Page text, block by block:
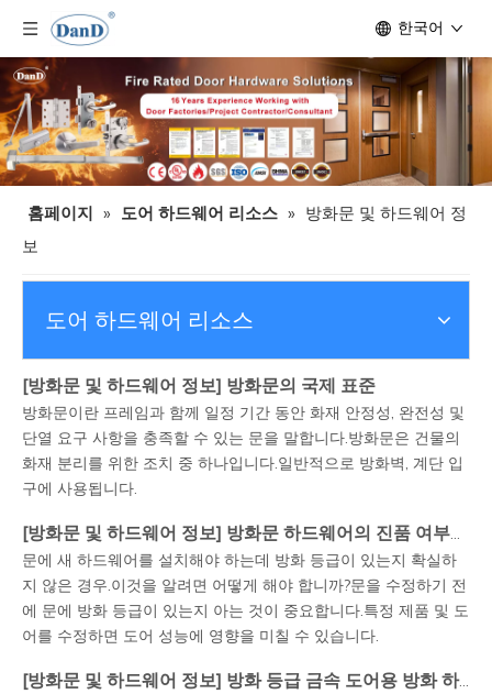
한국어
홈페이지 » 도어 하드웨어 리소스 » 방화문 및 하드웨어 정
보
도어 하드웨어 리소스
[방화문 및 하드웨어 정보] 방화문의 국제 표준
방화문이란 프레임과 함께 일정 기간 동안 화재 안정성, 완전성 및
단열 요구 사항을 충족할 수 있는 문을 말합니다.방화문은 건물의
화재 분리를 위한 조치 중 하나입니다.일반적으로 방화벽, 계단 입
구에 사용됩니다.
[방화문 및 하드웨어 정보] 방화문 하드웨어의 진품 여부를 어떻게 구별할 수 있나요?
문에 새 하드웨어를 설치해야 하는데 방화 등급이 있는지 확실하
지 않은 경우.이것을 알려면 어떻게 해야 합니까?문을 수정하기 전
에 문에 방화 등급이 있는지 아는 것이 중요합니다.특정 제품 및 도
어를 수정하면 도어 성능에 영향을 미칠 수 있습니다.
[방화문 및 하드웨어 정보] 방화 등급 금속 도어용 방화 하드웨어를 선택하는 방법은 무엇입니까?